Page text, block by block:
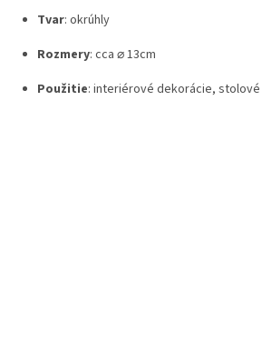
Tvar: okrúhly
Rozmery: cca ⌀ 13cm
Použitie: interiérové dekorácie,